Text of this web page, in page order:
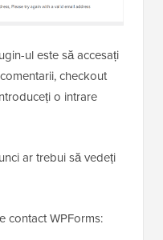
ul este să accesați
checkout
o intrare
ar trebui să vedeți
contact WPForms: